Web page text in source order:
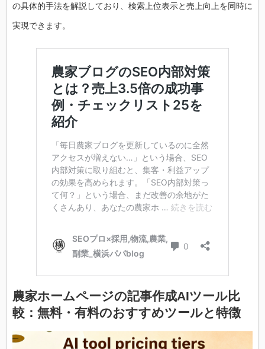
の具体的手法を解説しており、検索上位表示と売上向上を同時に
実現できます。
農家ホームページの記事作成AIツール比
較：無料・有料のおすすめツールと特徴